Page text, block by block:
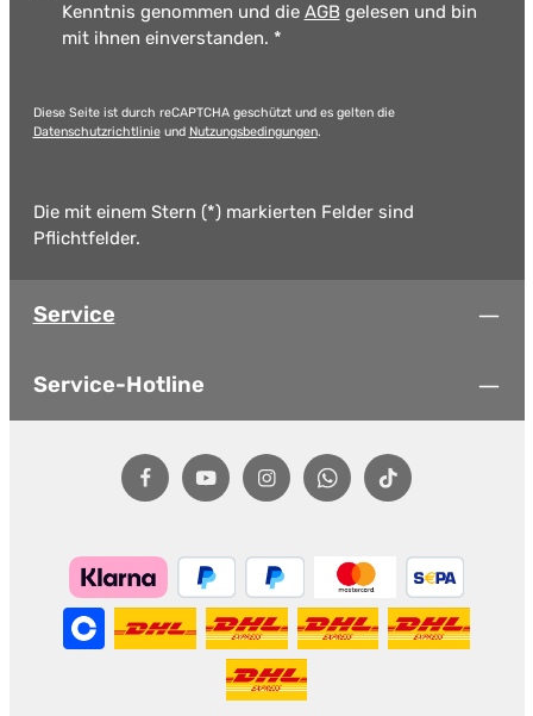
Kenntnis genommen und die AGB gelesen und bin
mit ihnen einverstanden. *
Diese Seite ist durch reCAPTCHA geschützt und es gelten die
Datenschutzrichtlinieund Nutzungsbedingungen.
Die mit einem Stern (*) markierten Felder sind
Pflichtfelder.
Service
Service-Hotline